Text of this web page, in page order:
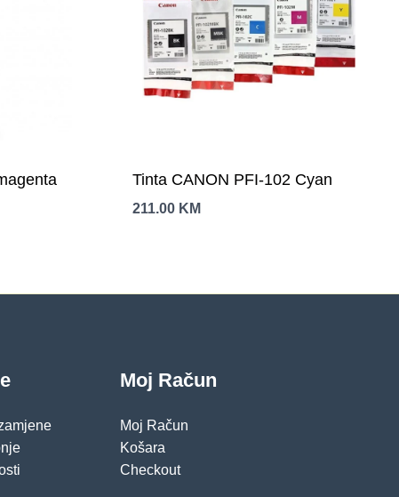
Tinta CANON PFI-102 Cyan
211.00 KM
Moj Račun
Moj Račun
Košara
Checkout